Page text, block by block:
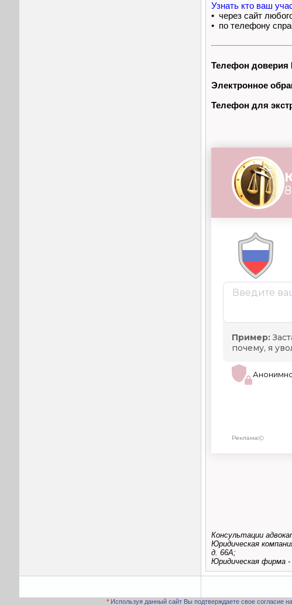
Узнать кто ваш
• через сайт
• по телефону
Телефон доверия
Электронное
Телефон для
Консультации
Юридическая
д. 66А;
Юридическая фирма -
* Используя данный сайт Вы подтверждаете свое согласие